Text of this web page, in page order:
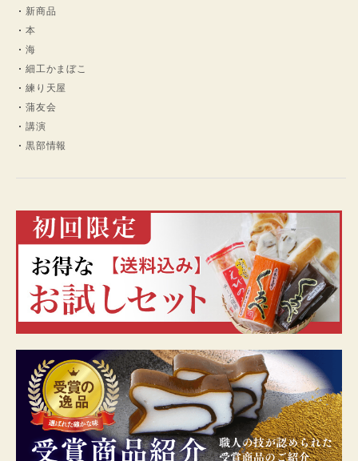
新商品
本
海
細工かまぼこ
練り天屋
蒲友会
講演
黒部情報